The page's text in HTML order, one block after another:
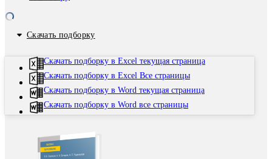
Скачать подборку
Скачать подборку в Excel текущая страница
Скачать подборку в Excel Все страницы
Скачать подборку в Word текущая страница
Скачать подборку в Word все страницы